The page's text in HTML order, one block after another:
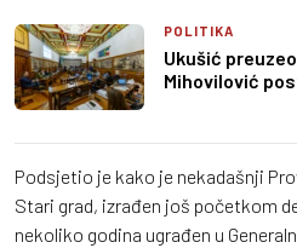
POLITIKA
Ukušić
Mihovilović
Podsjetio je kako je nekadašnji
Stari grad, izrađen još početkom
nekoliko godina ugrađen u